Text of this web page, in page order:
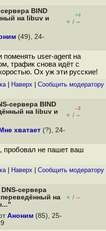
BIND
на libuv и
+4
+ / –
(49), 24-
поменять user-agent на
трафик снова идёт с
Ох уж эти русские!
| Наверх Cообщить модератору
сервера BIND
на libuv и
–2
+ / –
Мне хватает (?), 24-
не пашет ваш
| Наверх Cообщить модератору
сервера
переведённый на
+ / –
Аноним (85), 25-